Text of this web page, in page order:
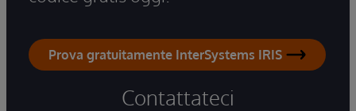
Prova gratuitamente InterSystems IRIS
Contattateci